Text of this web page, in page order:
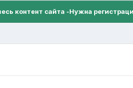
контент сайта -Нужна